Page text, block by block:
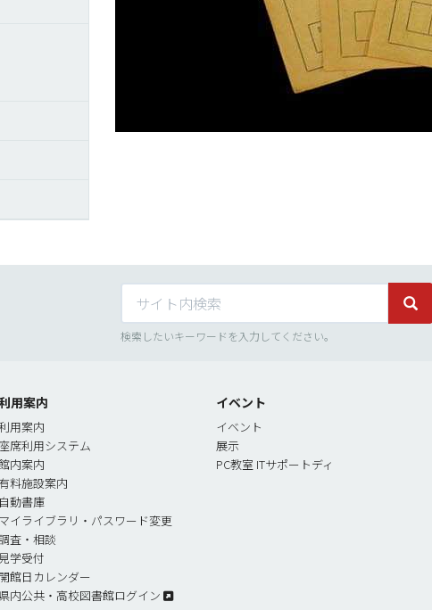
サイト内検索 サ
検索したいキーワードを入力してください。
用案内
用案内
席利用システム
内案内
料施設案内
自動書庫
マイライブラリ・パスワード変更
調査・相談
見学受付
開館日カレンダー
県内公共・高校図書館ログイン
イベント
イベント
展示
PC教室 ITサポートディ